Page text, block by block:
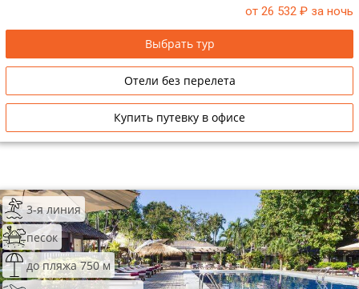
от 26 532 ₽ за ночь
Выбрать тур
Отели без перелета
Купить путевку в офисе
3-я линия
песок
до пляжа 750 м